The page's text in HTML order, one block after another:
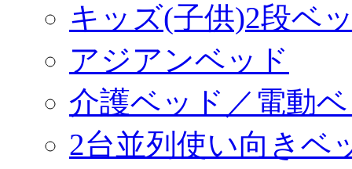
キッズ(子供)2段ベ
アジアンベッド
介護ベッド／電動
2台並列使い向きベ